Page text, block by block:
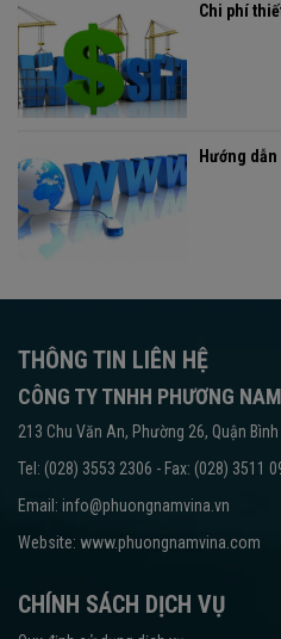
Chi phí
Hướng
THÔNG TIN LIÊN HỆ
CÔNG TY TNHH PHƯƠNG
213 Chu Văn An, Phường 26, Quận Bình
Tel: (028) 3553 2306 - Fax: (028) 3511
Email: info@phuongnamvina.vn
Website: www.phuongnamvina.com
CHÍNH SÁCH DỊCH VỤ